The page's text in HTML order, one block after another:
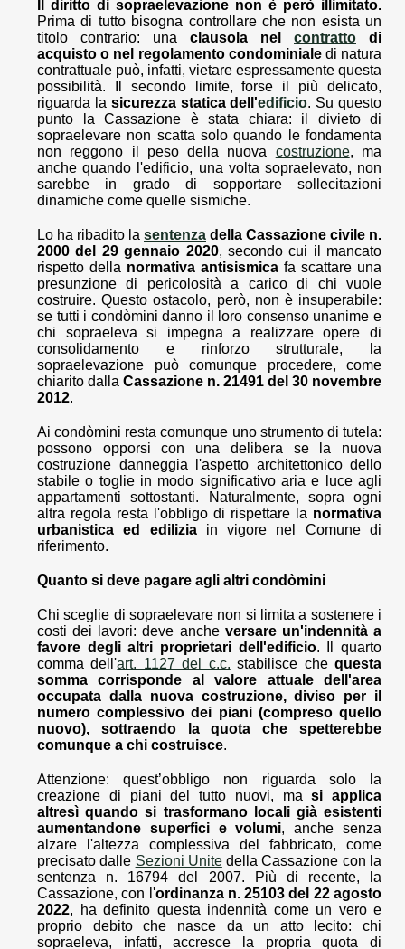
Il diritto di sopraelevazione non è però illimitato.
Prima di tutto bisogna controllare che non esista un
titolo contrario: una clausola nel contratto di
acquisto o nel regolamento condominiale di natura
contrattuale può, infatti, vietare espressamente questa
possibilità. Il secondo limite, forse il più delicato,
riguarda la sicurezza statica dell'edificio. Su questo
punto la Cassazione è stata chiara: il divieto di
sopraelevare non scatta solo quando le fondamenta
non reggono il peso della nuova costruzione, ma
anche quando l'edificio, una volta sopraelevato, non
sarebbe in grado di sopportare sollecitazioni
dinamiche come quelle sismiche.
Lo ha ribadito la sentenza della Cassazione civile n.
2000 del 29 gennaio 2020, secondo cui il mancato
rispetto della normativa antisismica fa scattare una
presunzione di pericolosità a carico di chi vuole
costruire. Questo ostacolo, però, non è insuperabile:
se tutti i condòmini danno il loro consenso unanime e
chi sopraeleva si impegna a realizzare opere di
consolidamento e rinforzo strutturale, la
sopraelevazione può comunque procedere, come
chiarito dalla Cassazione n. 21491 del 30 novembre
2012.
Ai condòmini resta comunque uno strumento di tutela:
possono opporsi con una delibera se la nuova
costruzione danneggia l'aspetto architettonico dello
stabile o toglie in modo significativo aria e luce agli
appartamenti sottostanti. Naturalmente, sopra ogni
altra regola resta l'obbligo di rispettare la normativa
urbanistica ed ediliziain vigore nel Comune di
riferimento.
Quanto si deve pagare agli altri condòmini
Chi sceglie di sopraelevare non si limita a sostenere i
costi dei lavori: deve anche versare un'indennità a
favore degli altri proprietari dell'edificio. Il quarto
comma dell'art. 1127 del c.c. stabilisce chequesta
somma corrisponde al valore attuale dell'area
occupata dalla nuova costruzione, diviso per il
numero complessivo dei piani (compreso quello
nuovo), sottraendo la quota che spetterebbe
comunque a chi costruisce.
Attenzione: quest’obbligo non riguarda solo la
creazione di piani del tutto nuovi, masi applica
altresì quando si trasformano locali già esistenti
aumentandone superfici e volumi, anche senza
alzare l'altezza complessiva del fabbricato, come
precisato dalle Sezioni Unitedella Cassazione con la
sentenza n. 16794 del 2007. Più di recente, la
Cassazione, con l'ordinanza n. 25103 del 22 agosto
2022, ha definito questa indennità come un vero e
proprio debito che nasce da un atto lecito: chi
sopraeleva, infatti, accresce la propria quota di